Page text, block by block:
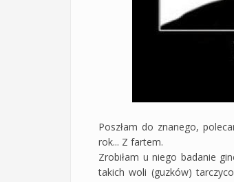
Poszłam do znanego,
rok... Z fartem.
Zrobiłam u niego badanie
takich woli (guzków)